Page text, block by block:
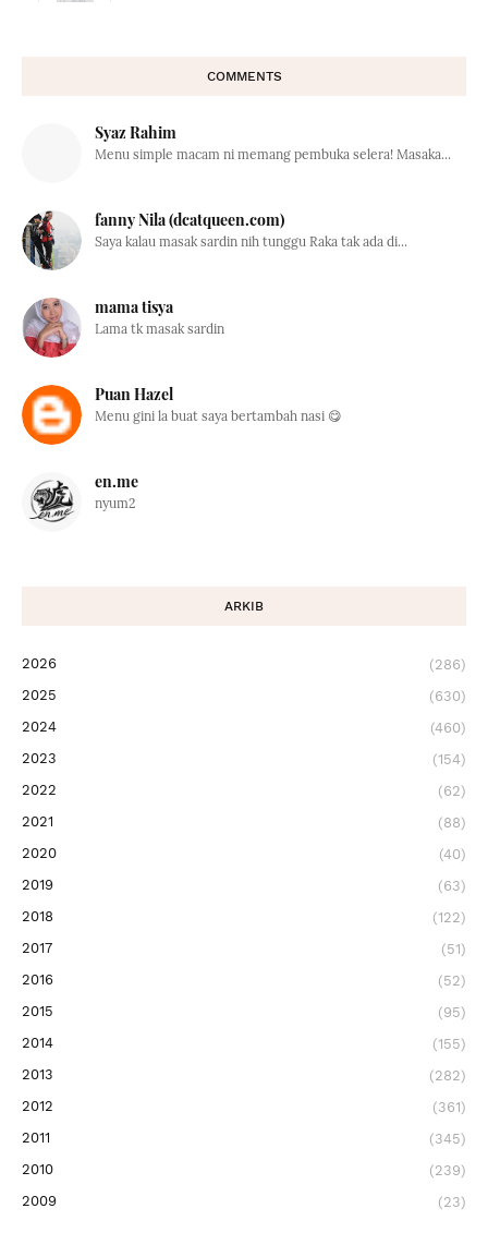
COMMENTS
Syaz Rahim
Menu simple macam ni memang pembuka selera! Masaka...
fanny Nila (dcatqueen.com)
Saya kalau masak sardin nih tunggu Raka tak ada di...
mama tisya
Lama tk masak sardin
Puan Hazel
Menu gini la buat saya bertambah nasi 😋
en.me
nyum2
ARKIB
2026
(286)
2025
(630)
2024
(460)
2023
(154)
2022
(62)
2021
(88)
2020
(40)
2019
(63)
2018
(122)
2017
(51)
2016
(52)
2015
(95)
2014
(155)
2013
(282)
2012
(361)
2011
(345)
2010
(239)
2009
(23)